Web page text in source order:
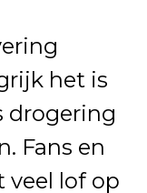
het is
drogering
Fans en
veel lof op